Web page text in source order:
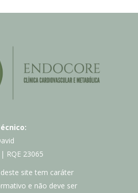
RQE 23065
site tem caráter
e não deve ser